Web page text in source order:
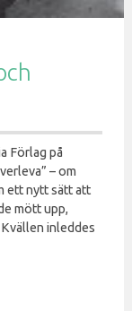
på
– om
ett nytt sätt att
mött upp,
inleddes